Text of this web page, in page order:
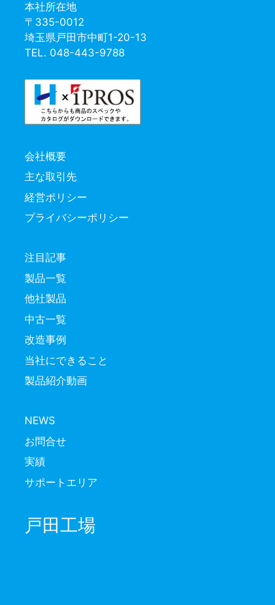
本社所在地
〒335-0012
埼玉県戸田市中町1-20-13
TEL. 048-443-9788
会社概要
主な取引先
経営ポリシー
プライバシーポリシー
注目記事
製品一覧
他社製品
中古一覧
改造事例
当社にできること
製品紹介動画
NEWS
お問合せ
実績
サポートエリア
戸田工場